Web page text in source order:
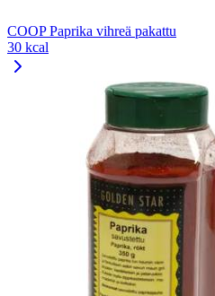
COOP Paprika vihreä pakattu
30 kcal